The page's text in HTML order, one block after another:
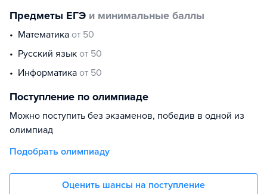
Предметы ЕГЭ и минимальные баллы
математика от 50
русский язык от 50
информатика от 50
Поступление по олимпиаде
Можно поступить без экзаменов, победив в одной из
олимпиад
Подобрать олимпиаду
Оценить шансы на поступление